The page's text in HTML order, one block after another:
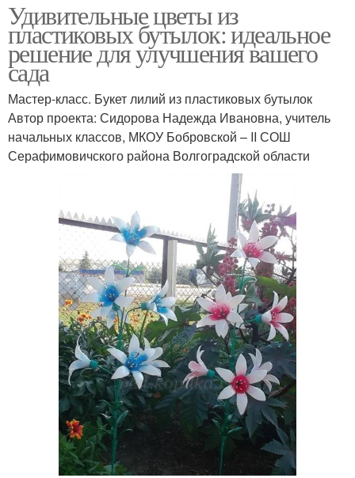
Удивительные цветы из
пластиковых бутылок: идеальное
решение для улучшения вашего
сада
Мастер-класс. Букет лилий из пластиковых бутылок
Автор проекта: Сидорова Надежда Ивановна, учитель
начальных классов, МКОУ Бобровской – ΙΙ СОШ
Серафимовичского района Волгоградской области